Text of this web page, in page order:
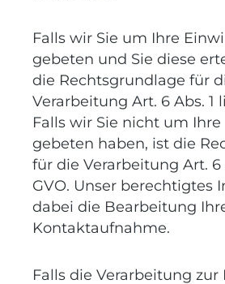
Falls wir Sie um Ihre
gebeten und Sie diese
die Rechtsgrundlage für
Verarbeitung Art. 6 Abs. 1
Falls wir Sie nicht um
gebeten haben, ist die
für die Verarbeitung Art. 6
GVO. Unser berechtigtes
dabei die Bearbeitung
Kontaktaufnahme.
Falls die Verarbeitung zur